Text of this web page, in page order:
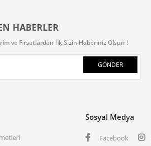
HABERLER
ve Fırsatlardan İlk Sizin Haberiniz Olsun !
GÖNDER
Sosyal Medya
Facebook